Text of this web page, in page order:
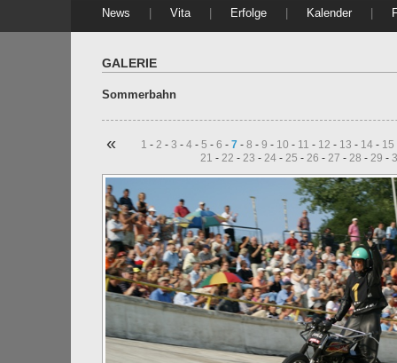
News Vita Erfolge Kalender
GALERIE
Sommerbahn
« 1 - 2 - 3 - 4- 5 - 6 - 7- 8 - 9 - 10 - 11 - 12 - 13 - 14- 15
21 - 22 - 23 - 24 - 25 - 26 - 27 - 28 - 29 -